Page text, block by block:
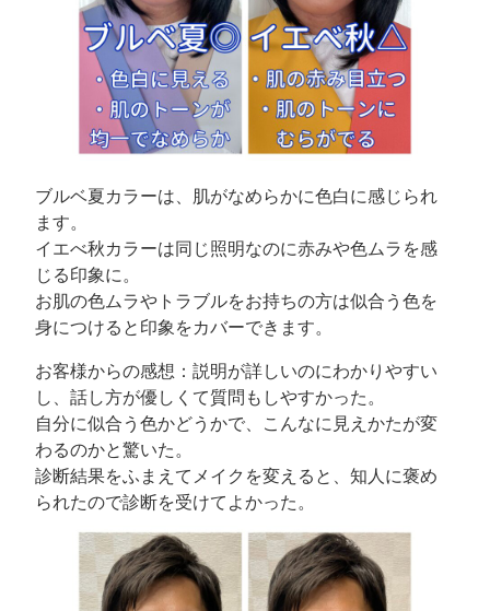
ブルベ夏カラーは、肌がなめらかに色白に感じられ
ます。
イエべ秋カラーは同じ照明なのに赤みや色ムラを感
じる印象に。
お肌の色ムラやトラブルをお持ちの方は似合う色を
身につけると印象をカバーできます。
お客様からの感想：説明が詳しいのにわかりやすい
し、話し方が優しくて質問もしやすかった。
自分に似合う色かどうかで、こんなに見えかたが変
わるのかと驚いた。
診断結果をふまえてメイクを変えると、知人に褒め
られたので診断を受けてよかった。